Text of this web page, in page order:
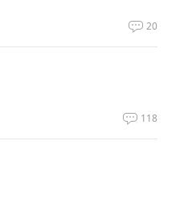
20
118